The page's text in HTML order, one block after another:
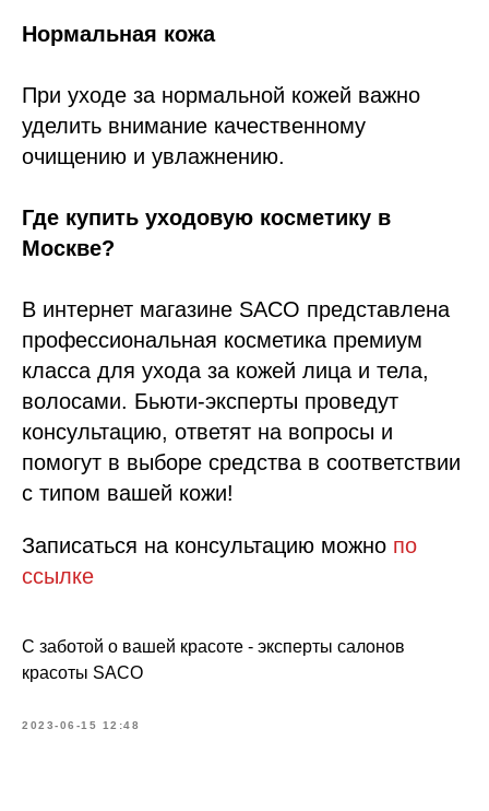
Нормальная кожа
При уходе за нормальной кожей важно
уделить внимание качественному
очищению и увлажнению.
Где купить уходовую косметику в
Москве?
В интернет магазине SACO представлена
профессиональная косметика премиум
класса для ухода за кожей лица и тела,
волосами. Бьюти-эксперты проведут
консультацию, ответят на вопросы и
помогут в выборе средства в соответствии
с типом вашей кожи!
Записаться на консультацию можно по
ссылке
С заботой о вашей красоте - эксперты салонов
красоты SACO
2023-06-15 12:48